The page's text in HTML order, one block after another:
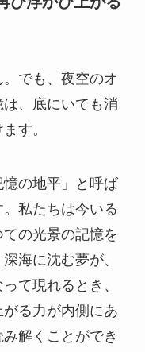
でも、夜空のオ
、底にいても消
す。
の地平」と呼ば
私たちは今いる
の光景の記憶を
海に沈む夢が、
て現れるとき、
る力が内側にあ
解くことができ